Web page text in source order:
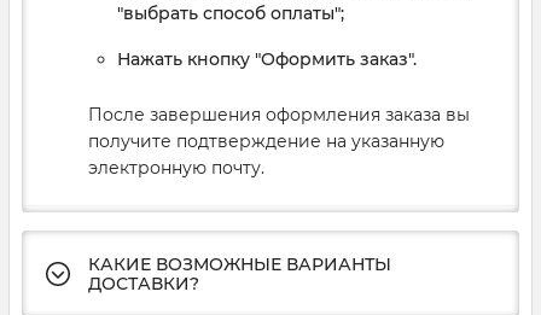
"выбрать способ оплаты";
Нажать кнопку "Оформить заказ".
После завершения оформления заказа вы
получите подтверждение на указанную
электронную почту.
КАКИЕ ВОЗМОЖНЫЕ ВАРИАНТЫ
ДОСТАВКИ?